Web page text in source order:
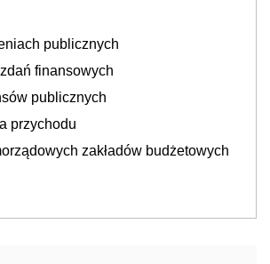
publicznych
finansowych
publicznych
przychodu
zakładów budżetowych